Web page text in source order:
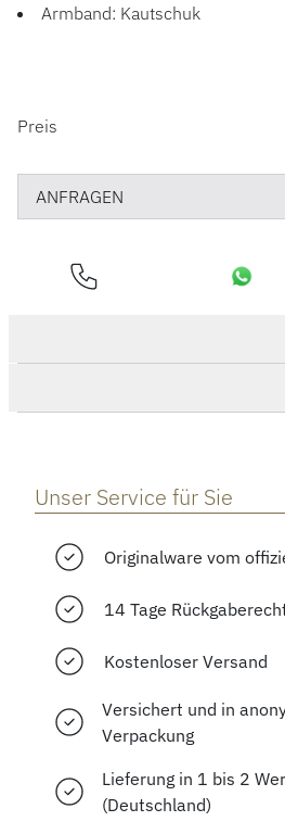
Armband: Kautschuk
PREISINFORMATIONEN
Preis
ANFRAGEN
Unser Service für Sie
Originalware vom
14 Tage
Kostenloser Versand
Versichert und in
Verpackung
Lieferung in 1 bis 2
(Deutschland)